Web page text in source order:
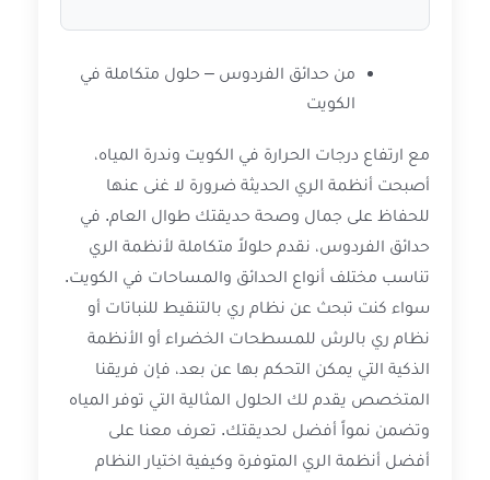
من حدائق الفردوس – حلول متكاملة في
الكويت
مع ارتفاع درجات الحرارة في الكويت وندرة المياه،
أصبحت أنظمة الري الحديثة ضرورة لا غنى عنها
للحفاظ على جمال وصحة حديقتك طوال العام. في
حدائق الفردوس، نقدم حلولاً متكاملة لأنظمة الري
تناسب مختلف أنواع الحدائق والمساحات في الكويت.
سواء كنت تبحث عن نظام ري بالتنقيط للنباتات أو
نظام ري بالرش للمسطحات الخضراء أو الأنظمة
الذكية التي يمكن التحكم بها عن بعد، فإن فريقنا
المتخصص يقدم لك الحلول المثالية التي توفر المياه
وتضمن نمواً أفضل لحديقتك. تعرف معنا على
أفضل أنظمة الري المتوفرة وكيفية اختيار النظام